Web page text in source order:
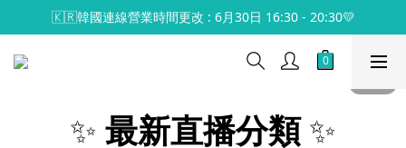
🇰🇷韓國連線營業時間更改 : 6月30日 16:30 - 20:30💛
✨ 最新直播分類✨